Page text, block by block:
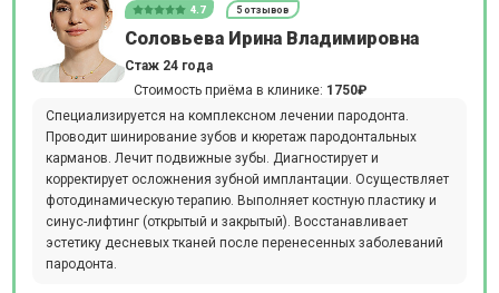
4.7 5 отзывов
Соловьева Ирина Владимировна
Стаж 24 года
Стоимость приёма в клинике: 1750₽
Специализируется на комплексном лечении пародонта.
Проводит шинирование зубов и кюретаж пародонтальных
карманов. Лечит подвижные зубы. Диагностирует и
корректирует осложнения зубной имплантации. Осуществляет
фотодинамическую терапию. Выполняет костную пластику и
синус-лифтинг (открытый и закрытый). Восстанавливает
эстетику десневых тканей после перенесенных заболеваний
пародонта.